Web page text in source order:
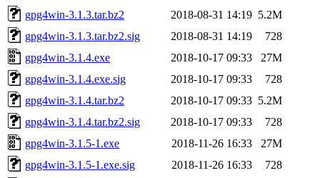
gpg4win-3.1.3.tar.bz2
2018-08-31 14:19 5.2M
gpg4win-3.1.3.tar.bz2.sig
2018-08-31 14:19
728
gpg4win-3.1.4.exe
2018-10-17 09:33
27M
gpg4win-3.1.4.exe.sig
2018-10-17 09:33
728
gpg4win-3.1.4.tar.bz2
2018-10-17 09:33 5.2M
gpg4win-3.1.4.tar.bz2.sig
2018-10-17 09:33
728
gpg4win-3.1.5-1.exe
2018-11-26 16:33
27M
gpg4win-3.1.5-1.exe.sig
2018-11-26 16:33
728